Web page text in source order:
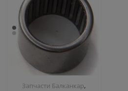
Запчасти Балканкар,